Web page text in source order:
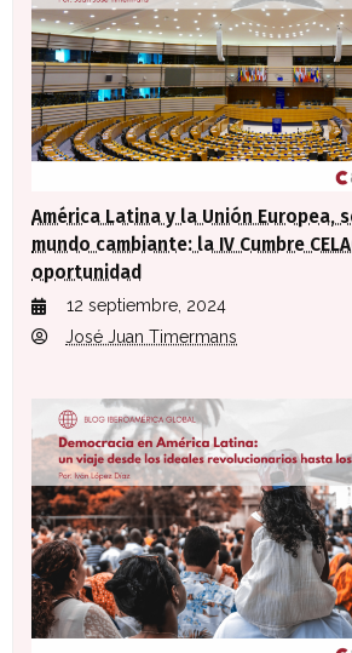
América Latina y la Unión Europea,
mundo cambiante: la IV Cumbre
oportunidad
12 septiembre, 2024
José Juan Timermans